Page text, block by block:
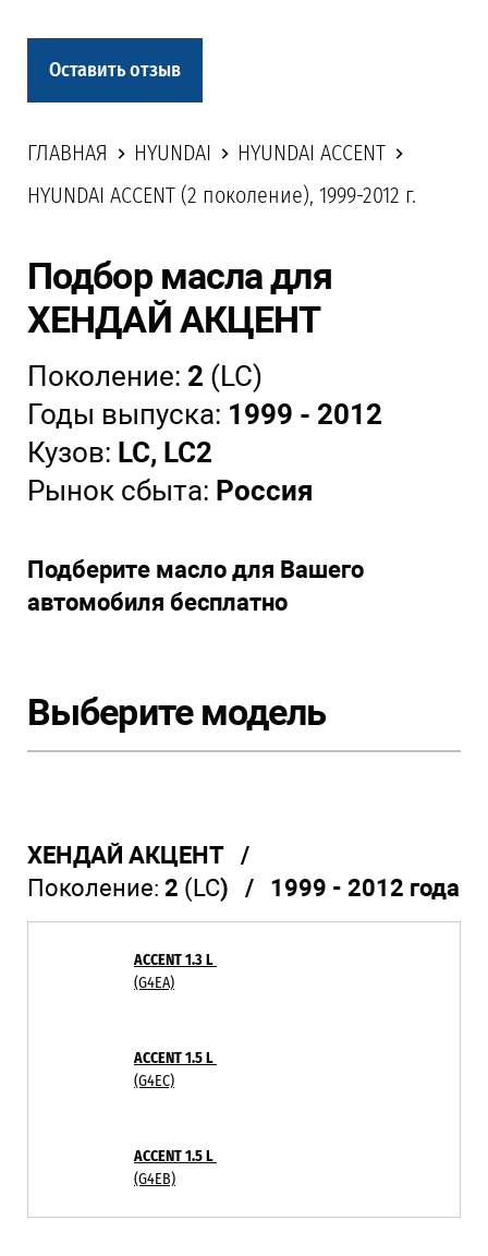
Оставить отзыв
ГЛАВНАЯ HYUNDAI
HYUNDAI ACCENT
HYUNDAI ACCENT (2 поколение), 1999-2012 г.
Подбор масла для
ХЕНДАЙ АКЦЕНТ
Поколение: 2 (LC)
Годы выпуска: 1999 - 2012
Кузов: LC, LC2
Рынок сбыта: Россия
Подберите масло для Вашего
автомобиля бесплатно
Выберите модель
ХЕНДАЙ АКЦЕНТ /
Поколение: 2 (LC) / 1999 - 2012 года
ACCENT 1.3 L
(G4EA)
ACCENT 1.5 L
(G4EC)
ACCENT 1.5 L
(G4EB)